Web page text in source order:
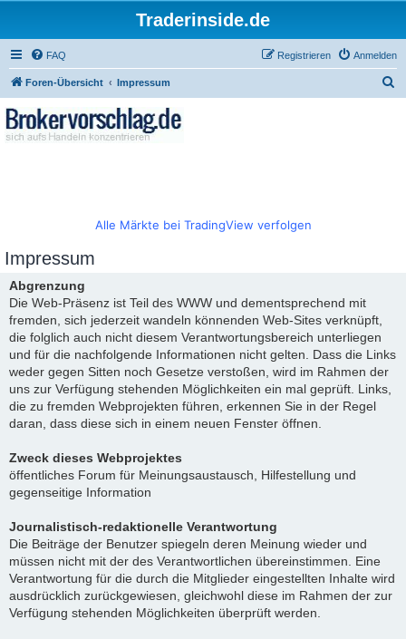
Traderinside.de
FAQ Anmelden
Registrieren
Foren-Übersicht Impressum
Alle Märkte bei TradingView verfolgen
Impressum
Abgrenzung
Die Web-Präsenz ist Teil des WWW und dementsprechend mit
fremden, sich jederzeit wandeln könnenden Web-Sites verknüpft,
die folglich auch nicht diesem Verantwortungsbereich unterliegen
und für die nachfolgende Informationen nicht gelten. Dass die Links
weder gegen Sitten noch Gesetze verstoßen, wird im Rahmen der
uns zur Verfügung stehenden Möglichkeiten ein mal geprüft. Links,
die zu fremden Webprojekten führen, erkennen Sie in der Regel
daran, dass diese sich in einem neuen Fenster öffnen.
Zweck dieses Webprojektes
öffentliches Forum für Meinungsaustausch, Hilfestellung und
gegenseitige Information
Journalistisch-redaktionelle Verantwortung
Die Beiträge der Benutzer spiegeln deren Meinung wieder und
müssen nicht mit der des Verantwortlichen übereinstimmen. Eine
Verantwortung für die durch die Mitglieder eingestellten Inhalte wird
ausdrücklich zurückgewiesen, gleichwohl diese im Rahmen der zur
Verfügung stehenden Möglichkeiten überprüft werden.